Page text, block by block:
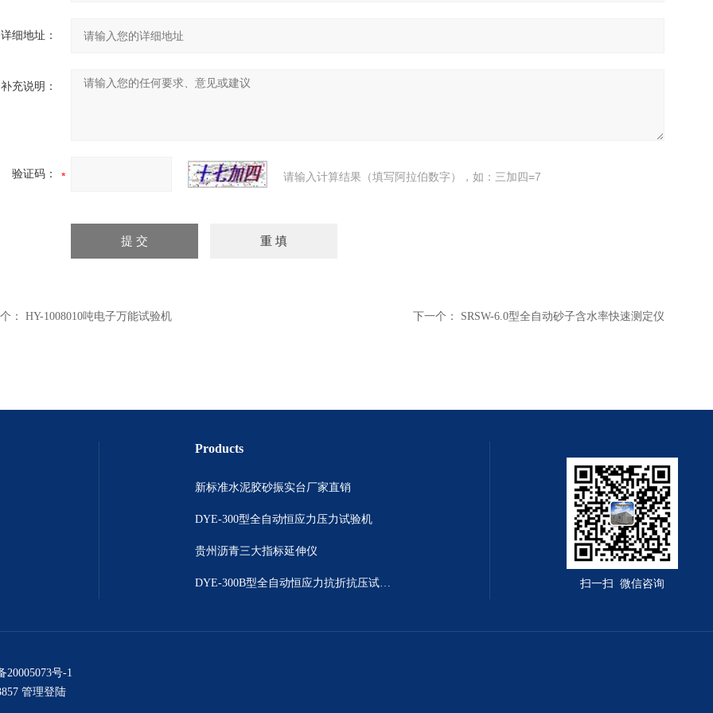
详细地址：
补充说明：
验证码： 请输入计算结果（填写阿拉伯数字），如：三加四=7
： HY-1008010吨电子万能试验机 下一个： SRSW-6.0型全自动砂子含水率快速测定仪
Products
新标准水泥胶砂振实台厂家直销
DYE-300型全自动恒应力压力试验机
贵州沥青三大指标延伸仪
DYE-300B型全自动恒应力抗折抗压试验机 扫一扫 微信咨询
20005073号-1
管理登陆